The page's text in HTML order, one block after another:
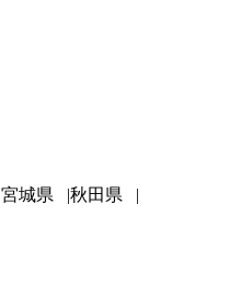
宮城県
秋田県